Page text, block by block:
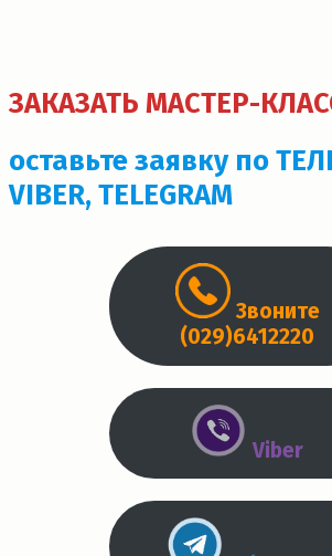
ЗАКАЗАТЬ МАСТЕР-
оставьте заявку по
VIBER, TELEGRAM
Звоните
(029)6412220
Viber